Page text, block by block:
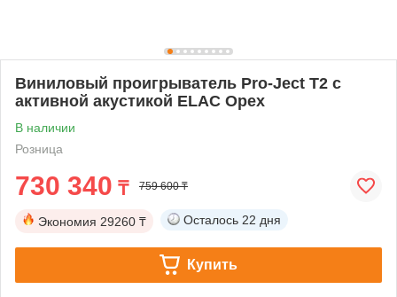
Виниловый проигрыватель Pro-Ject T2 с
активной акустикой ELAC Орех
В наличии
Розница
730 340 ₸ 759 600 ₸
Экономия 29260 ₸ Осталось 22 дня
Купить